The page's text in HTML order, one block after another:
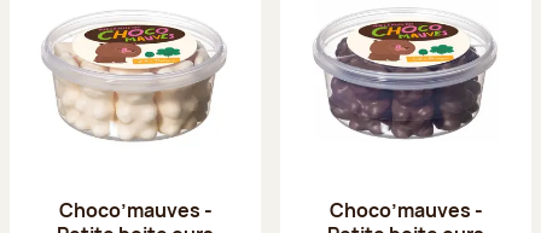
Choco’mauves -
Choco’mauves -